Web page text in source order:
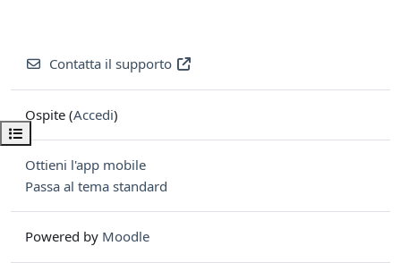
Apri indice del corso
Contatta il supporto
Ospite (Accedi)
Ottieni l'app mobile
Passa al tema standard
Powered by Moodle